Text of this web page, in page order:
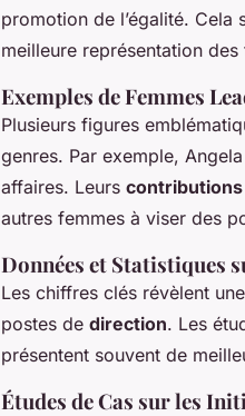
promotion de l’égalité. Cela
meilleure représentation
Exemples de Femmes
Plusieurs figures
genres. Par exemple,
affaires. Leurs contributions
autres femmes à viser des
Données et Statistiques
Les chiffres clés révèlent
postes de direction. Les
présentent souvent de
Études de Cas sur les